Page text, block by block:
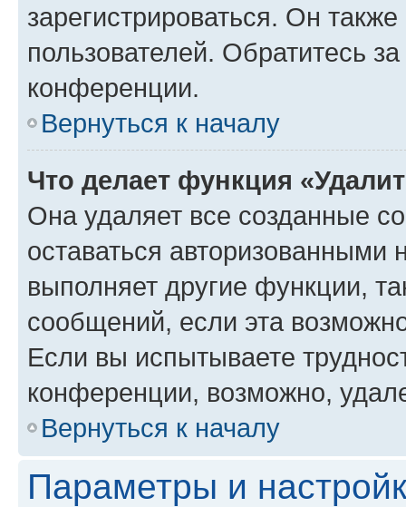
зарегистрироваться. Он
пользователей. Обратитесь
конференции.
Вернуться к началу
Что делает функция
Она удаляет все созданные
оставаться авторизованными
выполняет другие функции,
сообщений, если эта
Если вы испытываете
конференции, возможно,
Вернуться к началу
Параметры и